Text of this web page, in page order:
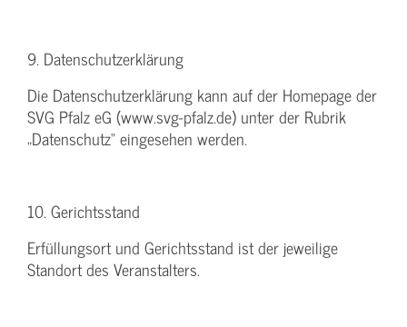
9. Datenschutzerklärung
Die Datenschutzerklärung kann auf der Homepage der
SVG Pfalz eG (www.svg-pfalz.de) unter der Rubrik
„Datenschutz“ eingesehen werden.
10. Gerichtsstand
Erfüllungsort und Gerichtsstand ist der jeweilige
Standort des Veranstalters.